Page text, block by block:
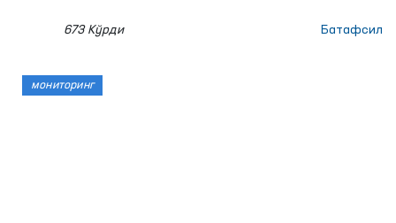
673 Кўрди Батафсил
мониторинг